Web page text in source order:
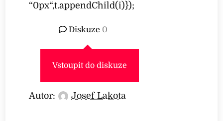
“0px“,t.appendChild(i)});
Diskuze 0
Vstoupit do diskuze
Autor: Josef Lakota